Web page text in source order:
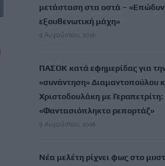
μετάσταση στα οστά –
εξουθενωτική μάχη»
9 Αυγούστου, 2026
ΠΑΣΟΚ κατά εφημερίδας για
«συνάντηση» Διαμαντοπούλου
Χριστοδουλάκη με Γεραπετρίτη:
«Φαντασιόπληκτο ρεπορτάζ»
9 Αυγούστου, 2026
Νέα μελέτη ρίχνει φως στο